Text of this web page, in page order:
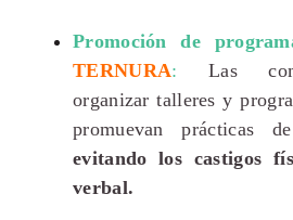
Promoción de
TERNURA: Las
organizar talleres y
promuevan prácticas
evitando los castigos
verbal.